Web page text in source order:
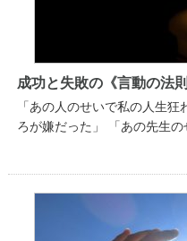
成功と失敗の《言動の法則
「あの人のせいで私の人生
ろが嫌だった」 「あの先生